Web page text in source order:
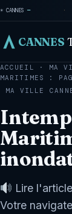
☀ CANNES — ·
CANNES
ACCUEIL · MA
MARITIMES :
MA VILLE
Lire
Votre